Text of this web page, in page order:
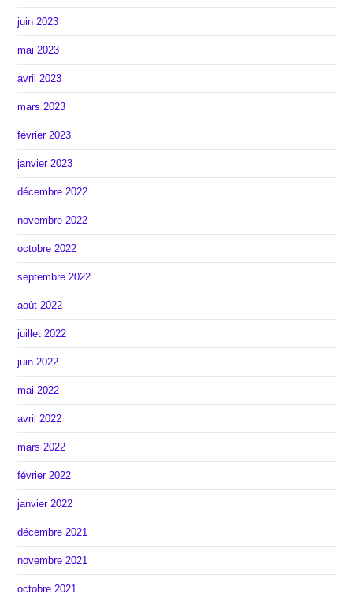
juin 2023
mai 2023
avril 2023
mars 2023
février 2023
janvier 2023
décembre 2022
novembre 2022
octobre 2022
septembre 2022
août 2022
juillet 2022
juin 2022
mai 2022
avril 2022
mars 2022
février 2022
janvier 2022
décembre 2021
novembre 2021
octobre 2021